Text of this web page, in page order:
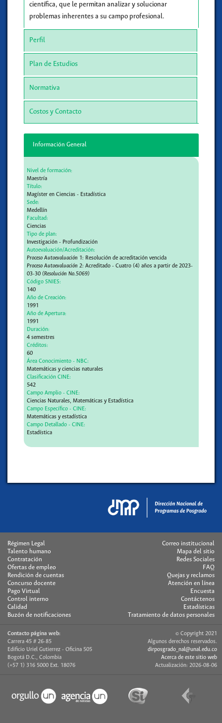
científica, que le permitan analizar y solucionar
problemas inherentes a su campo profesional.
Perfil
Plan de Estudios
Normativa
Costos y Contacto
Información General
Nivel de formación:
Maestría
Título:
Magíster en Ciencias - Estadística
Sede:
Medellín
Facultad:
Ciencias
Tipo de plan:
Investigación - Profundización
Autoevaluación/Acreditación:
Proceso Autoevaluación 1: Resolución de acreditación vencida
Proceso Autoevaluación 2: Acreditado - Cuatro (4) años a partir de 2023-
03-30(Resolución No.5069)
Código SNIES:
140
Año de Creación:
1991
Año de Apertura:
1991
Duración:
4 semestres
Créditos:
60
Área Conocimiento - NBC:
Matemáticas y ciencias naturales
Clasificación CINE:
542
Campo Amplio - CINE:
Ciencias Naturales, Matemáticas y Estadística
Campo Específico - CINE:
Matemáticas y estadística
Campo Detallado - CINE:
Estadística
Régimen Legal
Talento humano
Contratación
Ofertas de empleo
Rendición de cuentas
Concurso docente
Pago Virtual
Control interno
Calidad
Buzón de notificaciones
Correo institucional
Mapa del sitio
Redes Sociales
FAQ
Quejas y reclamos
Atención en línea
Encuesta
Contáctenos
Estadísticas
Tratamiento de datos personales
Contacto página web:
Carrera 45 # 26-85
Edificio Uriel Gutierrez - Oficina 505
Bogotá D.C., Colombia
(+57 1) 316 5000 Ext. 18076
© Copyright 2021
Algunos derechos reservados.
dirposgrado_nal@unal.edu.co
Acerca de este sitio web
Actualización: 2026-08-06